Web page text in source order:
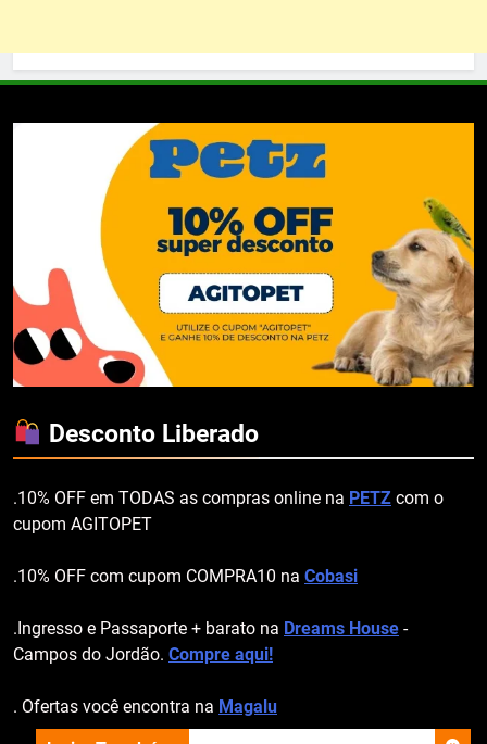
Desconto Liberado
.10% OFF em TODAS as compras online na PETZ com o
cupom AGITOPET
.10% OFF com cupom COMPRA10 na Cobasi
.Ingresso e Passaporte + barato na Dreams House -
Campos do Jordão. Compre aqui!
. Ofertas você encontra na Magalu